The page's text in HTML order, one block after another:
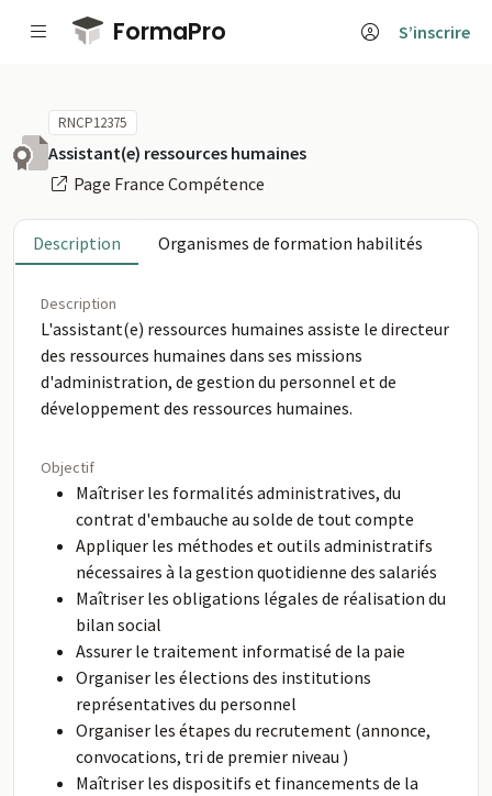
Passer au contenu principal
FormaPro S’inscrire
RNCP12375
Assistant(e) ressources humaines
Page France Compétence
Description Organismes de formation habilités
Description
L'assistant(e) ressources humaines assiste le directeur
des ressources humaines dans ses missions
d'administration, de gestion du personnel et de
développement des ressources humaines.
Objectif
Maîtriser les formalités administratives, du
contrat d'embauche au solde de tout compte
Appliquer les méthodes et outils administratifs
nécessaires à la gestion quotidienne des salariés
Maîtriser les obligations légales de réalisation du
bilan social
Assurer le traitement informatisé de la paie
Organiser les élections des institutions
représentatives du personnel
Organiser les étapes du recrutement (annonce,
convocations, tri de premier niveau )
Maîtriser les dispositifs et financements de la